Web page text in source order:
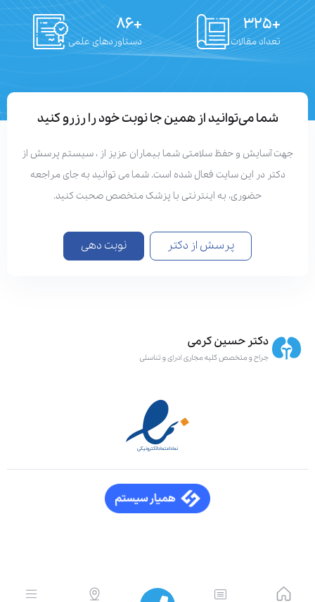
+۳۲۵
تعداد مقالات
+۸۶
دستاوردهای علمی
شما می‌توانید از همین جا نوبت خود را رزرو کنید
جهت آسایش و حفظ سلامتی شما بیماران عزیز از ، سیستم پرسش از
دکتر در این سایت فعال شده است. شما می توانید به جای مراجعه
حضوری، به اینترنتی با پزشک متخصص صحبت کنید.
پرسش از دکتر نوبت دهی